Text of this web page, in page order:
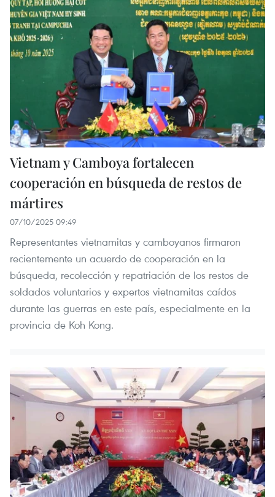
Vietnam y Camboya fortalecen
cooperación en búsqueda de restos de
mártires
07/10/2025 09:49
Representantes vietnamitas y camboyanos firmaron
recientemente un acuerdo de cooperación en la
búsqueda, recolección y repatriación de los restos de
soldados voluntarios y expertos vietnamitas caídos
durante las guerras en este país, especialmente en la
provincia de Koh Kong.